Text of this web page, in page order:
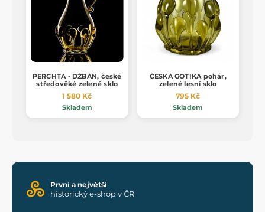
PERCHTA - DŽBÁN, české
středověké zelené sklo
1 580 Kč
Skladem
ČESKÁ GOTIKA pohár,
zelené lesní sklo
795 Kč
Skladem
První a největší
historický e-shop v ČR